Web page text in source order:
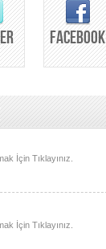
FACEBOOK
İçin Tıklayınız.
İçin Tıklayınız.